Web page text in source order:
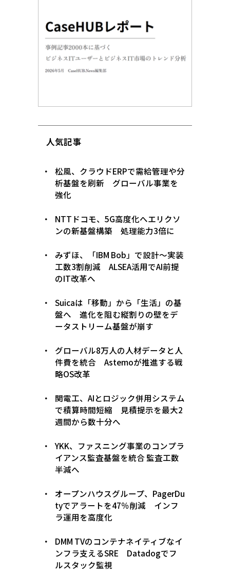
人気記事
松風、クラウドERPで需給管理や分
析基盤を刷新 グローバル事業を
強化
NTTドコモ、5G高度化へエリクソ
ンの新基盤構築 処理能力3倍に
みずほ、「IBM Bob」で設計〜実装
工数3割削減 ALSEA活用でAI前提
のIT改革へ
Suicaは「移動」から「生活」の基
盤へ 進化を阻む縦割りの壁をデ
ータストリーム基盤が崩す
グローバル8万人の人材データと人
件費を統合 Astemoが推進する戦
略OS改革
関電工、AIとロジック併用システム
で積算時間短縮 見積提示を最大2
週間から数十分へ
YKK、ファスニング事業のコンプラ
イアンス監査基盤を統合 監査工数
半減へ
オープンハウスグループ、PagerDu
tyでアラートを47％削減 インフ
ラ運用を高度化
DMM TVのコンテナネイティブなイ
ンフラ支えるSRE Datadogでフ
ルスタック監視